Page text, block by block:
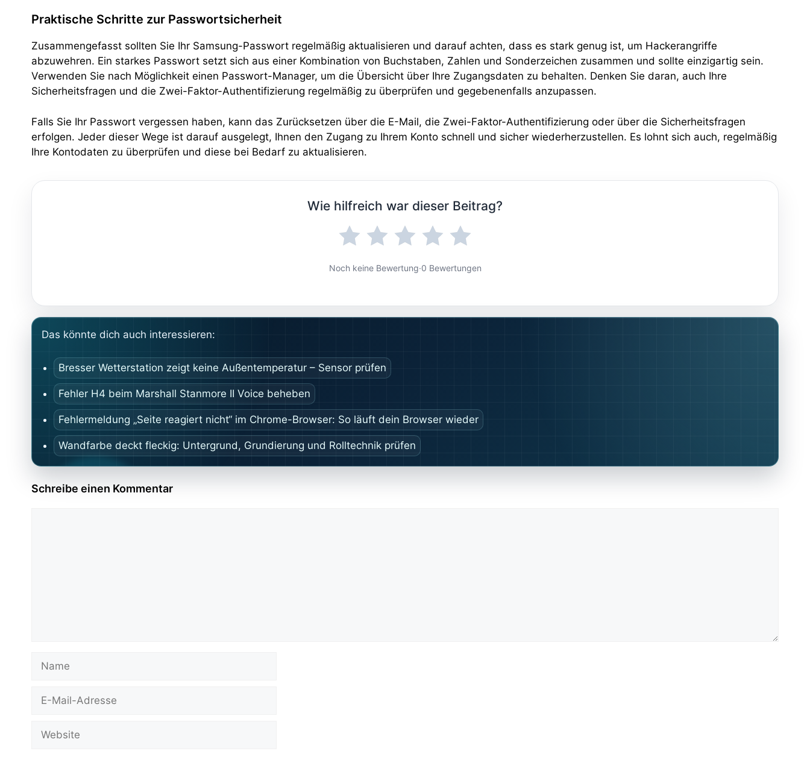
Praktische Schritte zur Passwortsicherheit
Zusammengefasst sollten Sie Ihr Samsung-Passwort regelmäßig aktualisieren und darauf achten, dass es stark genug ist, um Hackerangriffe
abzuwehren. Ein starkes Passwort setzt sich aus einer Kombination von Buchstaben, Zahlen und Sonderzeichen zusammen und sollte einzigartig sein.
Verwenden Sie nach Möglichkeit einen Passwort-Manager, um die Übersicht über Ihre Zugangsdaten zu behalten. Denken Sie daran, auch Ihre
Sicherheitsfragen und die Zwei-Faktor-Authentifizierung regelmäßig zu überprüfen und gegebenenfalls anzupassen.
Falls Sie Ihr Passwort vergessen haben, kann das Zurücksetzen über die E-Mail, die Zwei-Faktor-Authentifizierung oder über die Sicherheitsfragen
erfolgen. Jeder dieser Wege ist darauf ausgelegt, Ihnen den Zugang zu Ihrem Konto schnell und sicher wiederherzustellen. Es lohnt sich auch, regelmäßig
Ihre Kontodaten zu überprüfen und diese bei Bedarf zu aktualisieren.
Wie hilfreich war dieser Beitrag?
Noch keine Bewertung·0 Bewertungen
Das könnte dich auch interessieren:
Bresser Wetterstation zeigt keine Außentemperatur – Sensor prüfen
Fehler H4 beim Marshall Stanmore II Voice beheben
Fehlermeldung „Seite reagiert nicht“ im Chrome-Browser: So läuft dein Browser wieder
Wandfarbe deckt fleckig: Untergrund, Grundierung und Rolltechnik prüfen
Schreibe einen Kommentar
Mail-